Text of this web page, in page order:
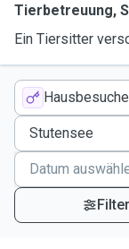
Tierbetreuung,
Ein Tiersitter
Hausbesuche
Filter